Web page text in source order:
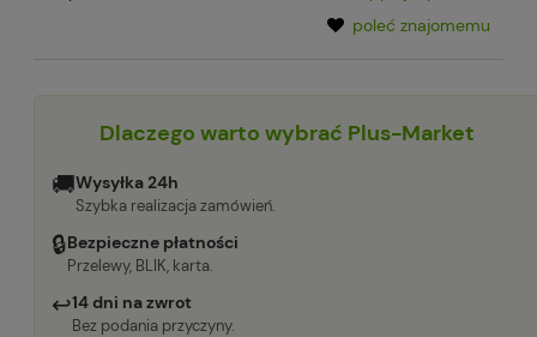
poleć znajomemu
Dlaczego warto wybrać Plus-Market
🚚Wysyłka 24h
Szybka realizacja zamówień.
🔒Bezpieczne płatności
Przelewy, BLIK, karta.
↩14 dni na zwrot
Bez podania przyczyny.